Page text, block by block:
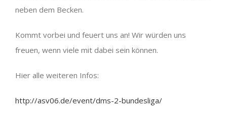
neben dem Becken.
Kommt vorbei und feuert uns an! Wir würden uns
freuen, wenn viele mit dabei sein können.
Hier alle weiteren Infos:
http://asv06.de/event/dms-2-bundesliga/